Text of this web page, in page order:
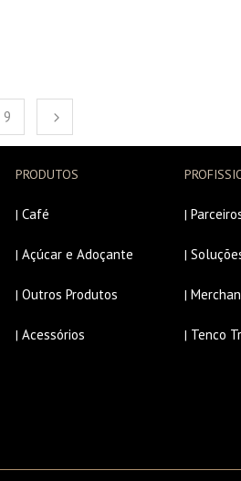
9
PRODUTOS
| Café
| Açúcar e Adoçante
| Outros Produtos
| Acessórios
|
|
|
| Tenco